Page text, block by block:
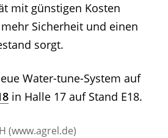
mit günstigen Kosten
Sicherheit und einen
sorgt.
Water-tune-System auf
in Halle 17 auf Stand E18.
(www.agrel.de)